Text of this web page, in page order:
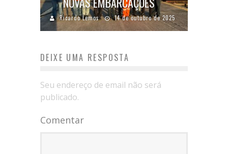
Ricardo Lemos 14 de outubro de 2025
DEIXE UMA RESPOSTA
Seu endereço de email não será
publicado.
Comentar